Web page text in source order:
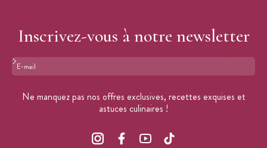
Inscrivez-vous à notre newsletter
Format : adresse@email.com
Ne manquez pas nos offres exclusives, recettes exquises et
astuces culinaires !